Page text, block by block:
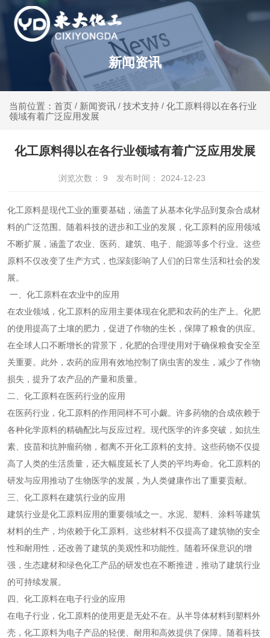
新闻资讯
当前位置：首页 / 新闻资讯 / 技术支持 / 化工原料得以在各行业
领域有着广泛应用发展
化工原料得以在各行业领域有着广泛应用发展
浏览次数： 9 发布时间： 2024-12-23
化工原料是现代工业的重要基础，涵盖了从基本化学品到复杂合成材
料的广泛范围。随着科技的进步和工业的发展，化工原料的应用领域
不断扩展，涵盖了农业、医药、建筑、电子、能源等多个行业。这些
原料不仅改变了生产方式，也深刻影响了人们的日常生活和社会的发
展。
一、化工原料在农业中的应用
在农业领域，化工原料的应用主要体现在化肥和农药的生产上。化肥
的使用提高了土壤的肥力，促进了作物的生长，保障了粮食的供应。
在全球人口不断增长的背景下，化肥的合理使用对于确保粮食安全至
关重要。此外，农药的应用有效地控制了病虫害的发生，减少了作物
损失，提升了农产品的产量和质量。
二、化工原料在医药行业的应用
在医药行业，化工原料的作用同样不可小觑。许多药物的合成依赖于
各种化学原料的精确配比与反应过程。现代医学的许多突破，如抗生
素、疫苗和抗肿瘤药物，都离不开化工原料的支持。这些药物不仅提
高了人类的生活质量，还大幅度延长了人类的平均寿命。化工原料的
研发与应用推动了生物医学的发展，为人类健康作出了重要贡献。
三、化工原料在建筑行业的应用
建筑行业是化工原料应用的重要领域之一。水泥、塑料、涂料等建筑
材料的生产，均依赖于化工原料。这些材料不仅提高了建筑物的安全
性和耐用性，还改善了建筑的美观性和功能性。随着环保意识的增
强，生态建材和绿色化工产品的研发也在不断推进，推动了建筑行业
的可持续发展。
四、化工原料在电子行业的应用
在电子行业，化工原料的使用更是无处不在。从半导体材料到塑料外
壳，化工原料为电子产品的轻便、耐用和高效提供了保障。随着科技